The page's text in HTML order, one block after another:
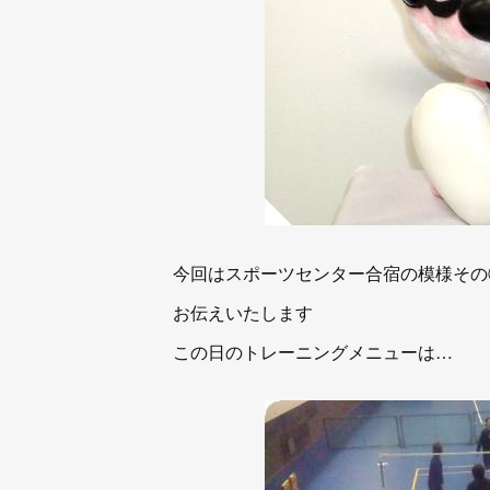
今回はスポーツセンター合宿の模様そ
お伝えいたします
この日のトレーニングメニューは…